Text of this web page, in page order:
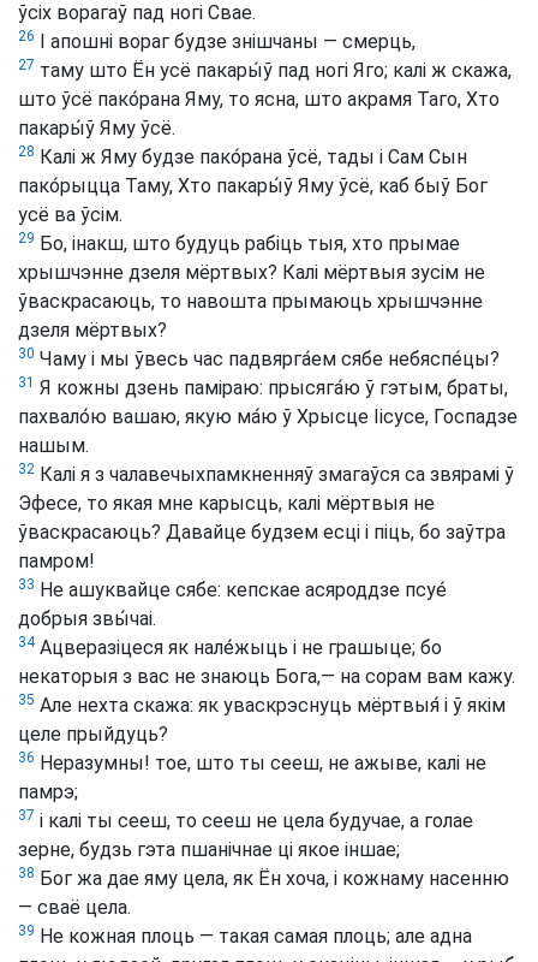
ўсіх ворагаў пад ногі Свае.
26 І апошні вораг будзе знішчаны — смерць,
27 таму што Ён усё пакары́ў пад ногі Яго; калі ж скажа,
што ўсё пако́рана Яму, то ясна, што акрамя Таго, Хто
пакары́ў Яму ўсё.
28 Калі ж Яму будзе пако́рана ўсё, тады і Сам Сын
пако́рыцца Таму, Хто пакары́ў Яму ўсё, каб быў Бог
усё ва ўсім.
29 Бо, інакш, што будуць рабіць тыя, хто прымае
хрышчэнне дзеля мёртвых? Калі мёртвыя зусім не
ўваскрасаюць, то навошта прымаюць хрышчэнне
дзеля мёртвых?
30 Чаму і мы ўвесь час падвярга́ем сябе небяспе́цы?
31 Я кожны дзень паміраю: прысяга́ю ў гэтым, браты,
пахвало́ю вашаю, якую ма́ю ў Хрысце Іісусе, Госпадзе
нашым.
32 Калі я з чалавечыхпамкненняў змагаўся са звярамі ў
Эфесе, то якая мне карысць, калі мёртвыя не
ўваскрасаюць? Давайце будзем есці і піць, бо заўтра
памром!
33 Не ашуквайце сябе: кепскае асяроддзе псуе́
добрыя звы́чаі.
34Ацверазіцеся як нале́жыць і не грашыце; бо
некаторыя з вас не знаюць Бога,— на сорам вам кажу.
35 Але нехта скажа: як уваскрэснуць мёртвыя́ і ў якім
целе прыйдуць?
36 Неразумны! тое, што ты сееш, не ажыве, калі не
памрэ;
37 і калі ты сееш, то сееш не цела будучае, а голае
зерне, будзь гэта пшанічнае ці якое іншае;
38 Бог жа дае яму цела, як Ён хоча, і кожнаму насенню
— сваё цела.
39 Не кожная плоць — такая самая плоць; але адна